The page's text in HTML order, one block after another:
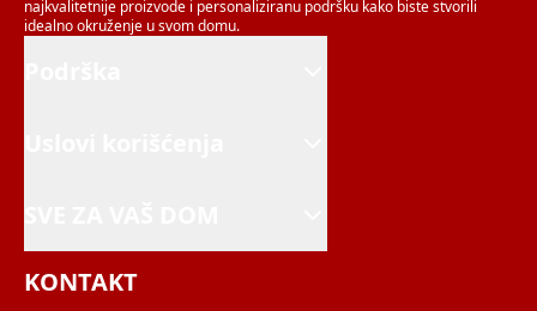
najkvalitetnije proizvode i personaliziranu podršku kako biste stvorili
idealno okruženje u svom domu.
KONTAKT